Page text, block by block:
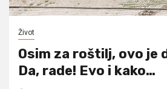
Život
Osim za roštilj, ovo je
Da, rade! Evo i kako…